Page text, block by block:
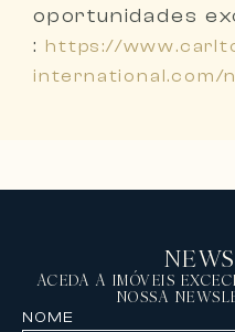
oportunidades
: https://
ACEDA A IMÓVEIS
NOSSA
NOME